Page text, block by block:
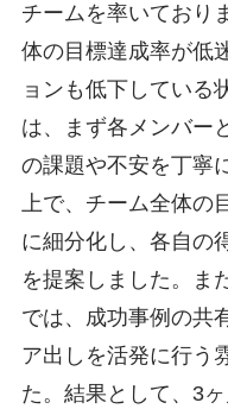
チームを率いており
体の目標達成率が低
ョンも低下している
は、まず各メンバー
の課題や不安を丁寧
上で、チーム全体の
に細分化し、各自の
を提案しました。ま
では、成功事例の共
ア出しを活発に行う
た。結果として、3